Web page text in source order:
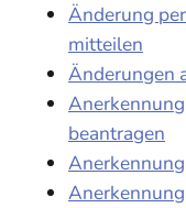
Änderung
mitteilen
Änderungen
beantragen